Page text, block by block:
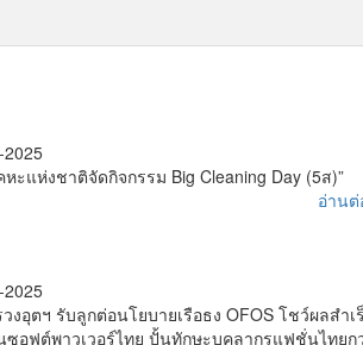
2025
หะแห่งชาติจัดกิจกรรม Big Cleaning Day (5ส)”
อ่านต่
2025
งอุตฯ รับลูกต่อนโยบายเรือธง OFOS โชว์ผลสำเ
ซอฟต์พาวเวอร์ไทย ปั้นทักษะบุคลากรแฟชั่นไทยก